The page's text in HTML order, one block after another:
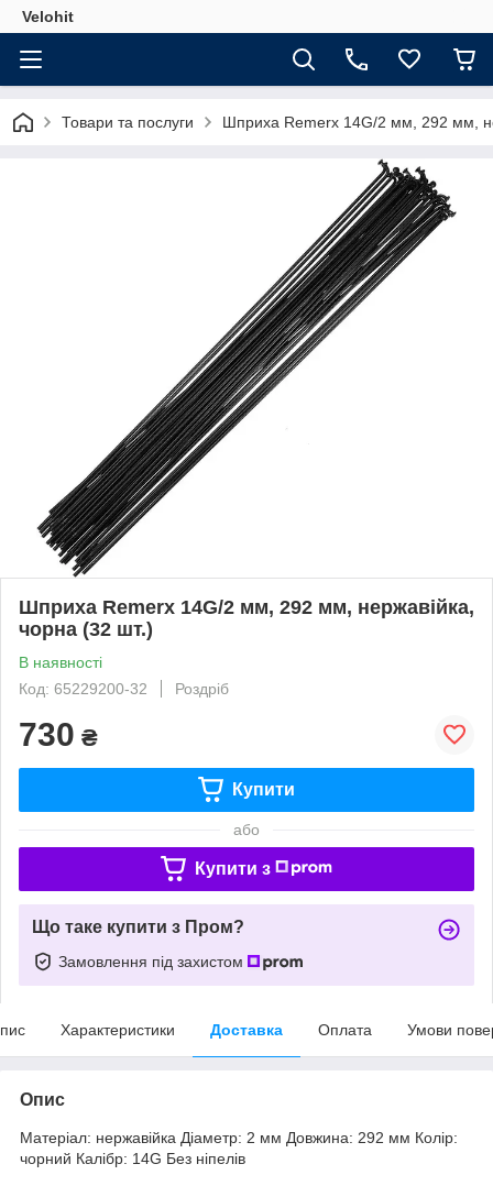
Velohit
Товари та послуги Шприха Remerx 14G/2 мм, 292 мм,
Шприха Remerx 14G/2 мм, 292 мм, нержавійка,
чорна (32 шт.)
В наявності
Код: 65229200-32
Роздріб
730 ₴
Купити
або
Купити з
Що таке купити з Пром?
Замовлення під захистом
Характеристики Доставка Оплата Умови
Опис
Матеріал: нержавійка Діаметр: 2 мм Довжина: 292 мм Колір:
чорний Калібр: 14G Без ніпелів